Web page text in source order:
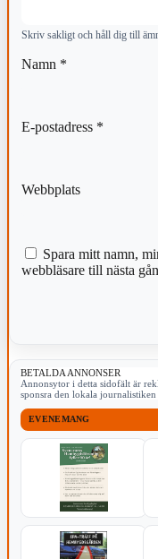
Skriv sakligt och håll dig till
Namn *
E-postadress *
Webbplats
Spara mitt namn,
webbläsare till nästa
BETALDA ANNONSER
Annonsytor i detta sidofält är
sponsra den lokala
EVENEMANG